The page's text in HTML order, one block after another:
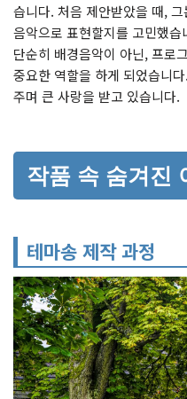
습니다. 처음 제안받았을 때,
음악으로 표현할지를 고민했
단순히 배경음악이 아닌, 프로
중요한 역할을 하게 되었습니
주며 큰 사랑을 받고 있습니다.
작품 속 숨겨진
테마송 제작 과정